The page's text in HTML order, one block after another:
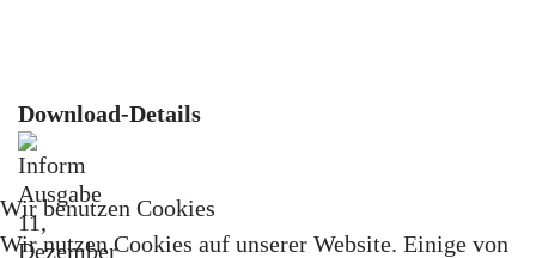
Download-Details
Wir benutzen Cookies
Wir nutzen Cookies auf unserer Website. Einige von